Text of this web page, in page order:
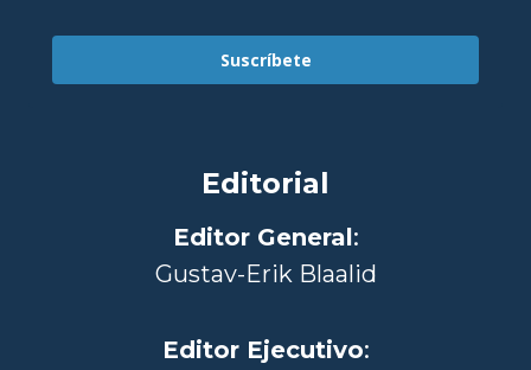
Suscríbete
Editorial
Editor General:
Gustav-Erik Blaalid
Editor Ejecutivo: